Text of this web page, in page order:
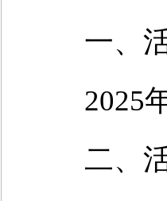
一、
2025
二、